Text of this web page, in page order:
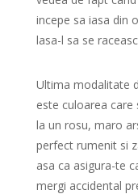
incepe sa iasa din
lasa-l sa se
Ultima modalitate
este culoarea
la un rosu, maro
perfect rumenit si
asa ca asigura-te
mergi accidental